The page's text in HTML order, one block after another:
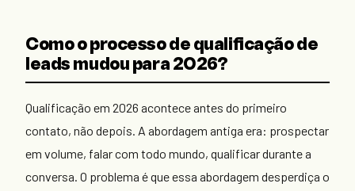
Como o processo de qualificação de
leads mudou para 2026?
Qualificação em 2026 acontece antes do primeiro
contato, não depois. A abordagem antiga era: prospectar
em volume, falar com todo mundo, qualificar durante a
conversa. O problema é que essa abordagem desperdiça o